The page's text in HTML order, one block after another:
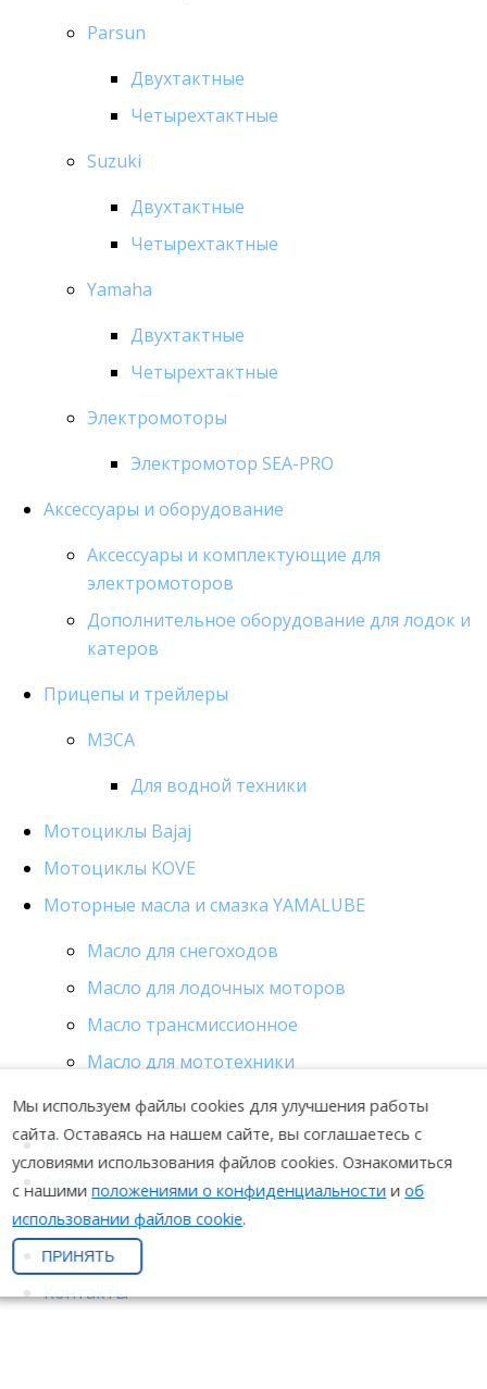
Parsun
Двухтактные
Четырехтактные
Suzuki
Двухтактные
Четырехтактные
Yamaha
Двухтактные
Четырехтактные
Электромоторы
Электромотор SEA-PRO
Аксессуары и оборудование
Аксессуары и комплектующие для
электромоторов
Дополнительное оборудование для лодок и
катеров
Прицепы и трейлеры
МЗСА
Для водной техники
Мотоциклы Bajaj
Мотоциклы KOVE
Моторные масла и смазка YAMALUBE
Масло для снегоходов
Масло для лодочных моторов
Масло трансмиссионное
Масло для мототехники
Сервис
Яхт-клуб
Аренда беседок, павильона
О компании
События
Контакты
Мы используем файлы cookies для улучшения работы
сайта. Оставаясь на нашем сайте, вы соглашаетесь с
условиями использования файлов cookies. Ознакомиться
с нашимиположениями о конфиденциальности иоб
использовании файлов cookie.
ПРИНЯТЬ